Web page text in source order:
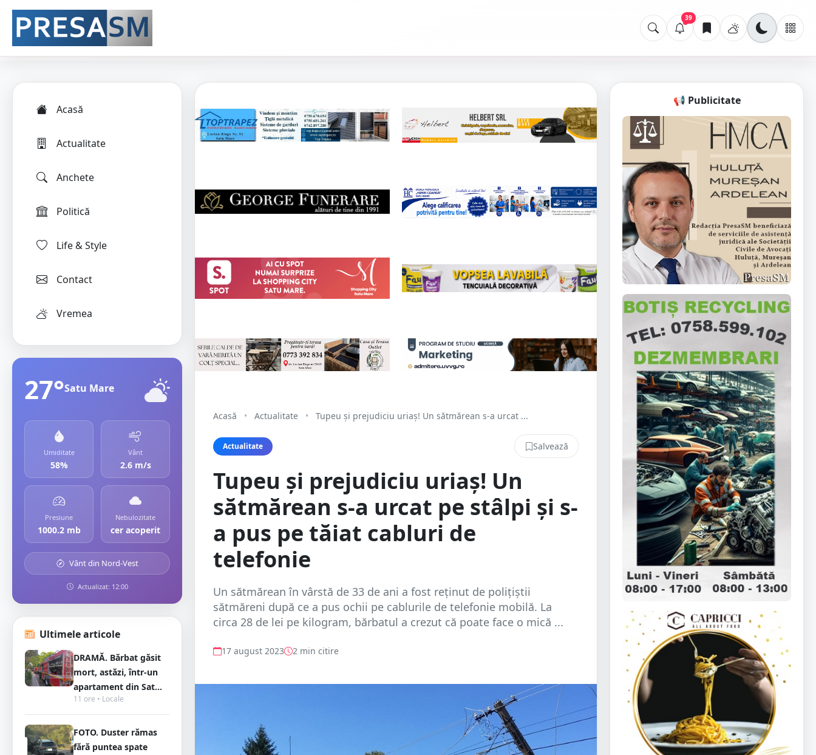
39
Acasă
Actualitate
Anchete
Politică
Life & Style
Contact
Vremea
27°Satu Mare
Umiditate
58%
Vânt
2.6 m/s
Presiune
1000.2 mb
Nebulozitate
cer acoperit
Vânt din Nord-Vest
Actualizat: 12:00
Ultimele articole
DRAMĂ. Bărbat găsit
mort, astăzi, într-un
apartament din Sat...
11 ore • Locale
FOTO. Duster rămas
fără puntea spate
Acasă • Actualitate • Tupeu și prejudiciu uriaș! Un sătmărean s-a urcat ...
Actualitate Salvează
Tupeu și prejudiciu uriaș! Un
sătmărean s-a urcat pe stâlpi și s-
a pus pe tăiat cabluri de
telefonie
Un sătmărean în vârstă de 33 de ani a fost reținut de polițiștii
sătmăreni după ce a pus ochii pe cablurile de telefonie mobilă. La
circa 28 de lei pe kilogram, bărbatul a crezut că poate face o mică ...
17 august 2023 2 min citire
📢 Publicitate